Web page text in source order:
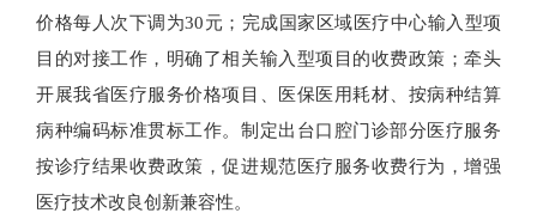
价格每人次下调为30元；完成国家区域医疗中心输入型项
目的对接工作，明确了相关输入型项目的收费政策；牵头
开展我省医疗服务价格项目、医保医用耗材、按病种结算
病种编码标准贯标工作。制定出台口腔门诊部分医疗服务
按诊疗结果收费政策，促进规范医疗服务收费行为，增强
医疗技术改良创新兼容性。